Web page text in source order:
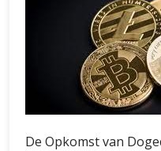
De Opkomst van